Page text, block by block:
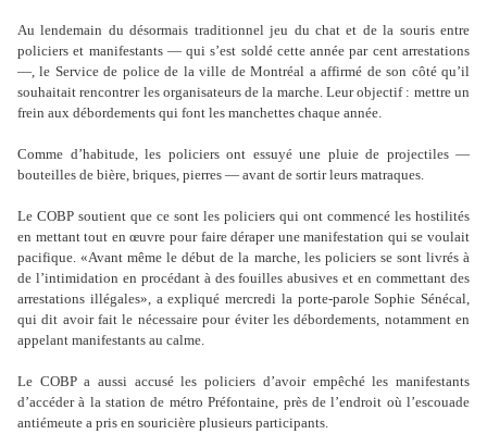
Au lendemain du désormais traditionnel jeu du chat et de la souris entre
policiers et manifestants — qui s’est soldé cette année par cent arrestations
—, le Service de police de la ville de Montréal a affirmé de son côté qu’il
souhaitait rencontrer les organisateurs de la marche. Leur objectif : mettre un
frein aux débordements qui font les manchettes chaque année.
Comme d’habitude, les policiers ont essuyé une pluie de projectiles —
bouteilles de bière, briques, pierres — avant de sortir leurs matraques.
Le COBP soutient que ce sont les policiers qui ont commencé les hostilités
en mettant tout en œuvre pour faire déraper une manifestation qui se voulait
pacifique. «Avant même le début de la marche, les policiers se sont livrés à
de l’intimidation en procédant à des fouilles abusives et en commettant des
arrestations illégales», a expliqué mercredi la porte-parole Sophie Sénécal,
qui dit avoir fait le nécessaire pour éviter les débordements, notamment en
appelant manifestants au calme.
Le COBP a aussi accusé les policiers d’avoir empêché les manifestants
d’accéder à la station de métro Préfontaine, près de l’endroit où l’escouade
antiémeute a pris en souricière plusieurs participants.